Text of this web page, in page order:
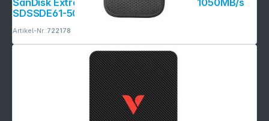
SDSSDE61-500G-G25
Artikel-Nr.:722178